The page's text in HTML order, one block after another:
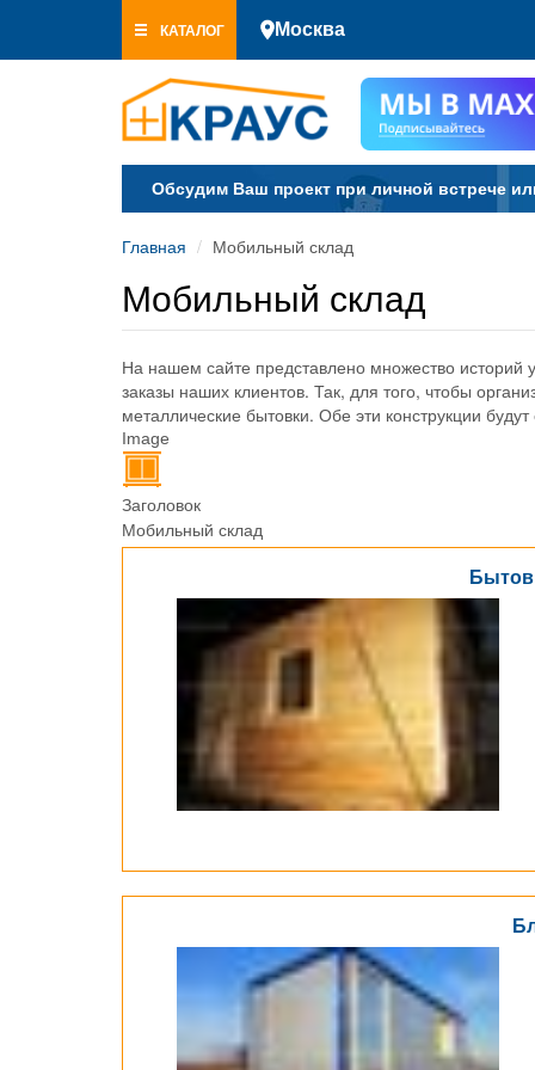
основному
КАТАЛОГ Москва
Обсудим Ваш проект при личной встрече
Главная Мобильный склад
Мобильный склад
На нашем сайте представлено множество
заказы наших клиентов. Так, для того, чтобы
металлические бытовки. Обе эти конструкции
Image
Заголовок
Мобильный склад